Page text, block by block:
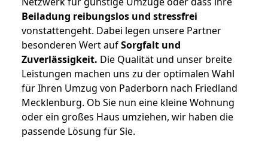
Beiladung reibungslos und stressfrei
vonstattengeht. Dabei legen unsere Partner
besonderen Wert aufSorgfalt und
Zuverlässigkeit. Die Qualität und unser breite
Leistungen machen uns zu der optimalen Wahl
für Ihren Umzug von Paderborn nach Friedland
Mecklenburg. Ob Sie nun eine kleine Wohnung
oder ein großes Haus umziehen, wir haben die
passende Lösung für Sie.